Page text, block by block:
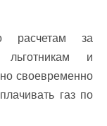
расчетам за
льготникам и
своевременно
газ по